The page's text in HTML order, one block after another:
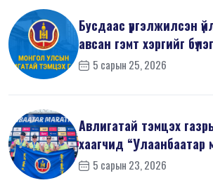
Бусдаас үргэлжилсэн
авсан гэмт хэргийг
5 сарын 25, 2026
Авлигатай тэмцэх
хаагчид
д оро...
5 сарын 23, 2026